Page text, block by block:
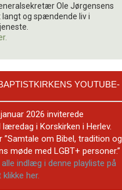
Ole Jørgensens
og spændende liv i
YOUTUBE-
2026 inviterede
i Korskirken i Herlev.
”Samtale om Bibel, tradition og
møde med LGBT+ personer.”
indlæg i denne playliste på
her.